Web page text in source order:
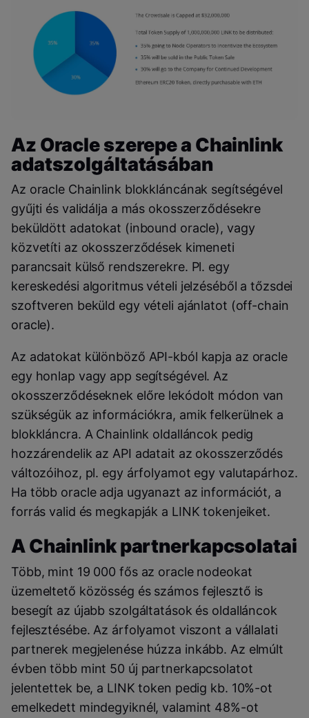
Az Oracle szerepe a Chainlink
adatszolgáltatásában
Az oracle Chainlink blokkláncának segítségével
gyűjti és validálja a más okosszerződésekre
beküldött adatokat (inbound oracle), vagy
közvetíti az okosszerződések kimeneti
parancsait külső rendszerekre. Pl. egy
kereskedési algoritmus vételi jelzéséből a tőzsdei
szoftveren beküld egy vételi ajánlatot (off-chain
oracle).
Az adatokat különböző API-kból kapja az oracle
egy honlap vagy app segítségével. Az
okosszerződéseknek előre lekódolt módon van
szükségük az információkra, amik felkerülnek a
blokkláncra. A Chainlink oldalláncok pedig
hozzárendelik az API adatait az okosszerződés
változóihoz, pl. egy árfolyamot egy valutapárhoz.
Ha több oracle adja ugyanazt az információt, a
forrás valid és megkapják a LINK tokenjeiket.
A Chainlink partnerkapcsolatai
Több, mint 19 000 fős az oracle nodeokat
üzemeltető közösség és számos fejlesztő is
besegít az újabb szolgáltatások és oldalláncok
fejlesztésébe. Az árfolyamot viszont a vállalati
partnerek megjelenése húzza inkább. Az elmúlt
évben több mint 50 új partnerkapcsolatot
jelentettek be, a LINK token pedig kb. 10%-ot
emelkedett mindegyiknél, valamint 48%-ot